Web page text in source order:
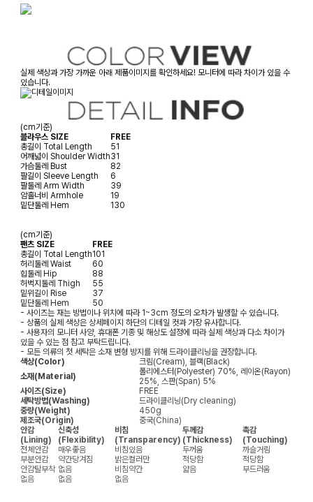
실제 색상과 가장 가까운 아래 제품이미지를 확인하세요! 모니터에 따라 차이가 있을 수
있습니다.
(cm기준)
블라우스 SIZE
FREE
총길이 Total Length
51
어깨넓이 Shoulder Width31
가슴둘레 Bust
82
팔길이 Sleeve Length
6
팔둘레 Arm Width
39
암홀너비 Armhole
19
밑단둘레 Hem 130
(cm기준)
팬츠 SIZE
FREE
총길이 Total Length101
허리둘레 Waist
60
힙둘레 Hip
88
허벅지둘레 Thigh
55
밑위길이 Rise
37
밑단둘레 Hem
50
- 사이즈는 재는 방법이나 위치에 따라 1~3cm 정도의 오차가 발생할 수 있습니다.
- 상품의 실제 색상은 상세페이지 하단의 디테일 컷과 가장 유사합니다.
- 사용자의 모니터 사양, 휴대폰 기종 및 해상도 설정에 따라 실제 색상과 다소 차이가
있을 수 있는 점 참고 부탁드립니다.
- 모든 의류의 첫 세탁은 소재 변형 방지를 위해 드라이클리닝을 권장합니다.
색상(Color)
크림(Cream), 블랙(Black)
소재(Material)
폴리에스터(Polyester) 70%, 레이온(Rayon)
25%, 스판(Span) 5%
사이즈(Size)
FREE
세탁방법(Washing)
드라이클리닝(Dry cleaning)
중량(Weight)
450g
제조국(Origin)
중국(China)
안감
(Lining)
신축성
(Flexibility)
비침
(Transparency)
두께감
(Thickness)
촉감
(Touching)
전체안감
매우좋음 비침있음 두꺼움
까슬거림
부분안감
약간당겨짐 밝은컬러만 적당함
적당함
안감탈부착 없음 비침약간 얇음
부드러움
없음
없음 없음